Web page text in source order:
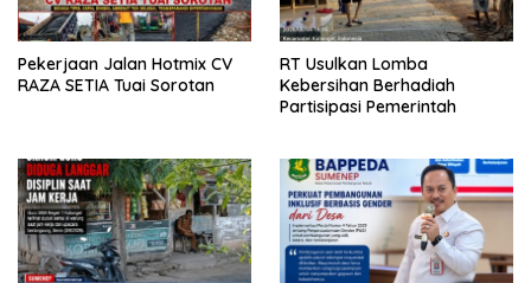
Pekerjaan Jalan Hotmix CV
RAZA SETIA Tuai Sorotan
RT Usulkan Lomba
Kebersihan Berhadiah
Partisipasi Pemerintah